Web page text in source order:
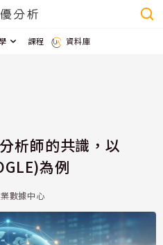
課程 資料庫
析師的共識，以
為例
數據中心